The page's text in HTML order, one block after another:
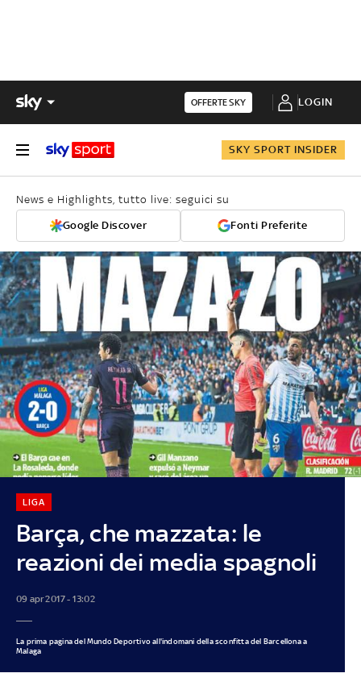
OFFERTE SKY LOGIN
SKY SPORT INSIDER
News e Highlights, tutto live: seguici su
Google Discover Fonti Preferite
Barça, che mazzata: le
reazioni dei media spagnoli
LIGA
09 apr 2017 - 13:02
La prima pagina del Mundo Deportivo all'indomani della sconfitta del Barcellona a
Malaga